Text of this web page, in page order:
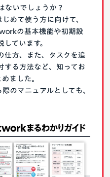
ないでしょうか？
めて使う方に向けて、
の基本機能や初期設
ています。
仕方、また、タスクを追
する方法など、知ってお
ました。
のマニュアルとしても、